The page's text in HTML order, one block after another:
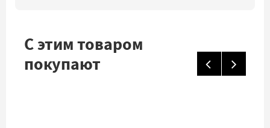
С этим товаром
покупают